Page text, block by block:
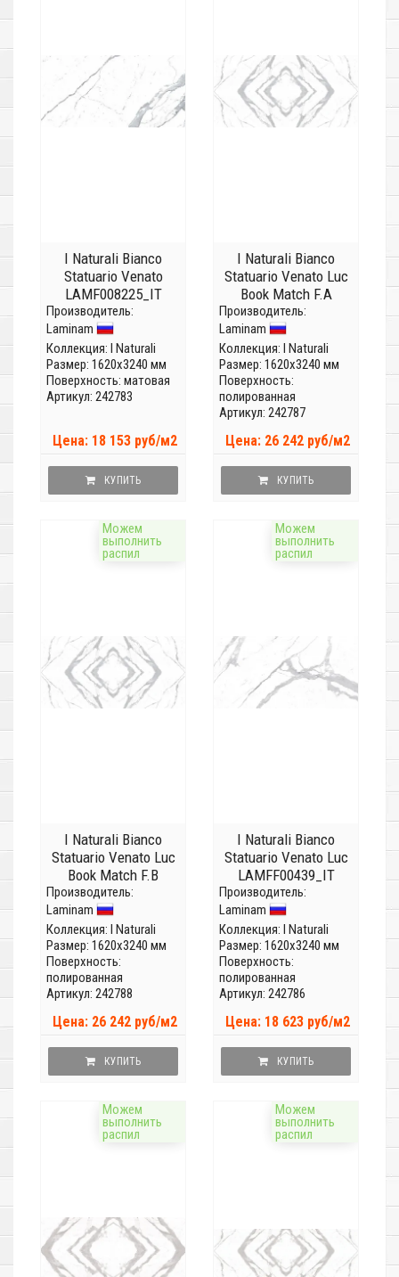
I Naturali Bianco
Statuario Venato
LAMF008225_IT
(Толщина 5,6 мм)
Производитель:
Laminam
Коллекция: I Naturali
Размер: 1620x3240 мм
Поверхность: матовая
Артикул: 242783
Цена: 18 153 руб/м2
КУПИТЬ
I Naturali Bianco
Statuario Venato Luc
Book Match F.A
LAMFFM0063_IT
(Толщина 5,6 мм)
Производитель:
Laminam
Коллекция: I Naturali
Размер: 1620x3240 мм
Поверхность:
полированная
Артикул: 242787
Цена: 26 242 руб/м2
КУПИТЬ
Можем
выполнить
распил
I Naturali Bianco
Statuario Venato Luc
Book Match F.B
LAMFFM0064_IT
(Толщина 5,6 мм)
Производитель:
Laminam
Коллекция: I Naturali
Размер: 1620x3240 мм
Поверхность:
полированная
Артикул: 242788
Цена: 26 242 руб/м2
КУПИТЬ
Можем
выполнить
распил
I Naturali Bianco
Statuario Venato Luc
LAMFF00439_IT
(Толщина 5,6 мм)
Производитель:
Laminam
Коллекция: I Naturali
Размер: 1620x3240 мм
Поверхность:
полированная
Артикул: 242786
Цена: 18 623 руб/м2
КУПИТЬ
Можем
выполнить
распил
Можем
выполнить
распил